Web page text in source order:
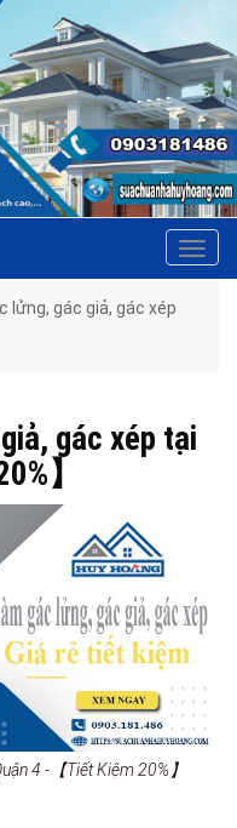
lửng, gác giả, gác xép
gác xép tại
】
4 -【Tiết Kiệm 20%】